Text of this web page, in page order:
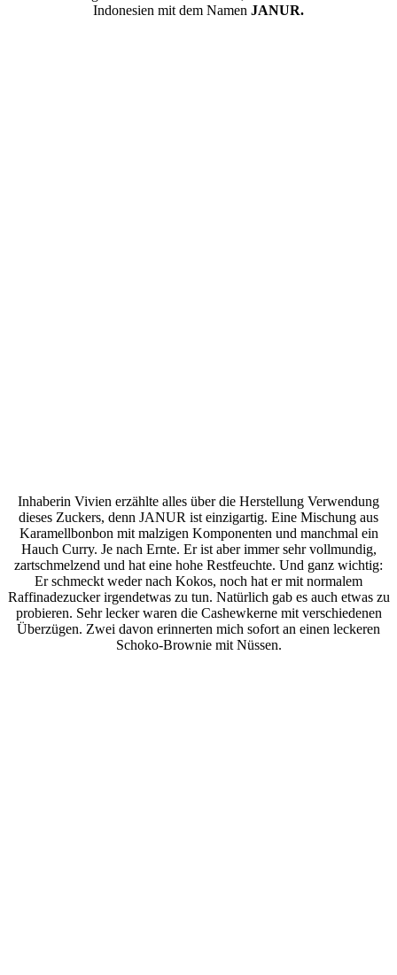
Indonesien mit dem Namen JANUR.
Inhaberin Vivien erzählte alles über die Herstellung Verwendung
dieses Zuckers, denn JANUR ist einzigartig. Eine Mischung aus
Karamellbonbon mit malzigen Komponenten und manchmal ein
Hauch Curry. Je nach Ernte. Er ist aber immer sehr vollmundig,
zartschmelzend und hat eine hohe Restfeuchte. Und ganz wichtig:
Er schmeckt weder nach Kokos, noch hat er mit normalem
Raffinadezucker irgendetwas zu tun. Natürlich gab es auch etwas zu
probieren. Sehr lecker waren die Cashewkerne mit verschiedenen
Überzügen. Zwei davon erinnerten mich sofort an einen leckeren
Schoko-Brownie mit Nüssen.